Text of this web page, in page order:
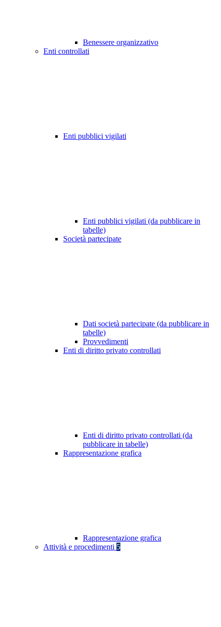
Benessere organizzativo
Enti controllati
Enti pubblici vigilati
Enti pubblici vigilati (da pubblicare in
tabelle)
Società partecipate
Dati società partecipate (da pubblicare in
tabelle)
Provvedimenti
Enti di diritto privato controllati
Enti di diritto privato controllati (da
pubblicare in tabelle)
Rappresentazione grafica
Rappresentazione grafica
Attività e procedimenti 5